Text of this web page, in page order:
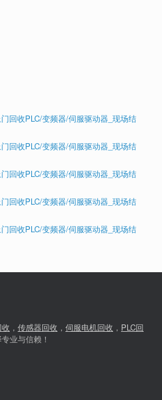
回收PLC/变频器/伺服驱动器_现场结
回收PLC/变频器/伺服驱动器_现场结
回收PLC/变频器/伺服驱动器_现场结
回收PLC/变频器/伺服驱动器_现场结
回收PLC/变频器/伺服驱动器_现场结
， 传感器回收 ， 伺服电机回收 ， PLC回
业与信赖！